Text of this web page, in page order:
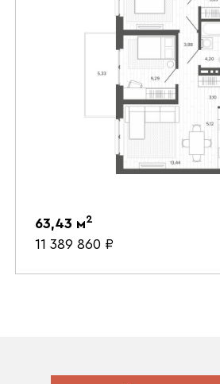
63,43 м2
11 389 860 ₽